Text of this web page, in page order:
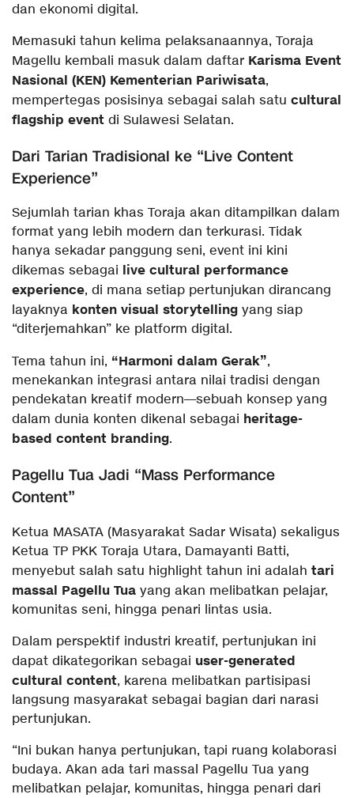
dan ekonomi digital.
Memasuki tahun kelima pelaksanaannya, Toraja
Magellu kembali masuk dalam daftar Karisma Event
Nasional (KEN) Kementerian Pariwisata,
mempertegas posisinya sebagai salah satu cultural
flagship event di Sulawesi Selatan.
Dari Tarian Tradisional ke “Live Content
Experience”
Sejumlah tarian khas Toraja akan ditampilkan dalam
format yang lebih modern dan terkurasi. Tidak
hanya sekadar panggung seni, event ini kini
dikemas sebagai live cultural performance
experience, di mana setiap pertunjukan dirancang
layaknya konten visual storytelling yang siap
“diterjemahkan” ke platform digital.
Tema tahun ini, “Harmoni dalam Gerak”,
menekankan integrasi antara nilai tradisi dengan
pendekatan kreatif modern—sebuah konsep yang
dalam dunia konten dikenal sebagai heritage-
based content branding.
Pagellu Tua Jadi “Mass Performance
Content”
Ketua MASATA (Masyarakat Sadar Wisata) sekaligus
Ketua TP PKK Toraja Utara, Damayanti Batti,
menyebut salah satu highlight tahun ini adalah tari
massal Pagellu Tua yang akan melibatkan pelajar,
komunitas seni, hingga penari lintas usia.
Dalam perspektif industri kreatif, pertunjukan ini
dapat dikategorikan sebagai user-generated
cultural content, karena melibatkan partisipasi
langsung masyarakat sebagai bagian dari narasi
pertunjukan.
“Ini bukan hanya pertunjukan, tapi ruang kolaborasi
budaya. Akan ada tari massal Pagellu Tua yang
melibatkan pelajar, komunitas, hingga penari dari